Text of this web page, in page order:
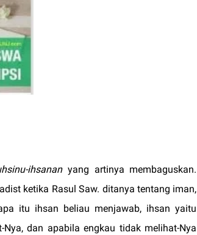
ihsananyang artinya membaguskan.
ketika Rasul Saw. ditanya tentang iman,
itu ihsan beliau menjawab, ihsan yaitu
dan apabila engkau tidak melihat-Nya